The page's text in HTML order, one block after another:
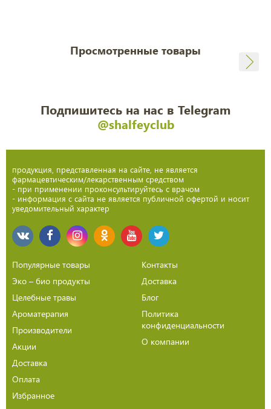
Просмотренные товары
Подпишитесь на нас в Telegram
@shalfeyclub
продукция, представленная на сайте, не является
фармацевтическим/лекарственным средством
- при применении проконсультируйтесь с врачом
- информация с сайта не является публичной офертой и носит
уведомительный характер
Популярные товары
Эко – био продукты
Целебные травы
Ароматерапия
Производители
Акции
Доставка
Оплата
Избранное
Контакты
Доставка
Блог
Политика
конфиденциальности
О компании